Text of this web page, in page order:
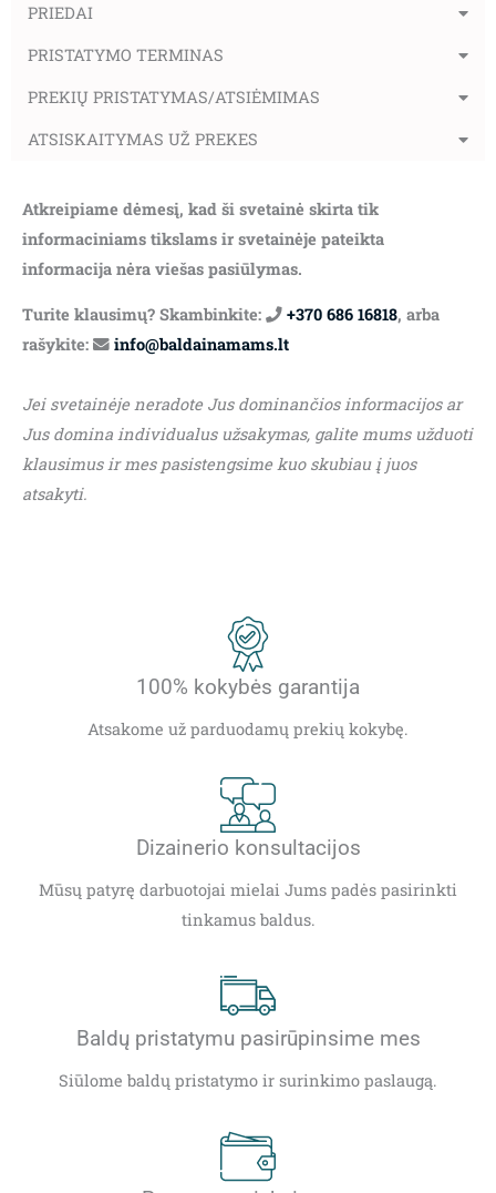
PRIEDAI
PRISTATYMO TERMINAS
PREKIŲ PRISTATYMAS/ATSIĖMIMAS
ATSISKAITYMAS UŽ PREKES
Atkreipiame dėmesį, kad ši svetainė skirta tik
informaciniams tikslams ir svetainėje pateikta
informacija nėra viešas pasiūlymas.
Turite klausimų? Skambinkite: +370 686 16818, arba
rašykite:
info@baldainamams.lt
Jei svetainėje neradote Jus dominančios informacijos ar
Jus domina individualus užsakymas, galite mums užduoti
klausimus ir mes pasistengsime kuo skubiau į juos
atsakyti.
100% kokybės garantija
Atsakome už parduodamų prekių kokybę.
Dizainerio konsultacijos
Mūsų patyrę darbuotojai mielai Jums padės pasirinkti
tinkamus baldus.
Baldų pristatymu pasirūpinsime mes
Siūlome baldų pristatymo ir surinkimo paslaugą.